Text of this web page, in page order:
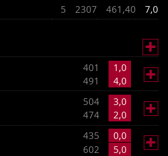
5 2307 461,40 7,0

401
1,0
4,0
491

504
3,0
2,0
474

435
0,0
5,0
602
